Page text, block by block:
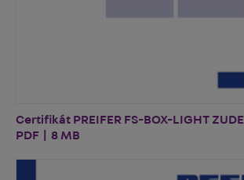
Certifikát PREIFER FS-BOX-LIGHT ZUDE
PDF | 8 MB